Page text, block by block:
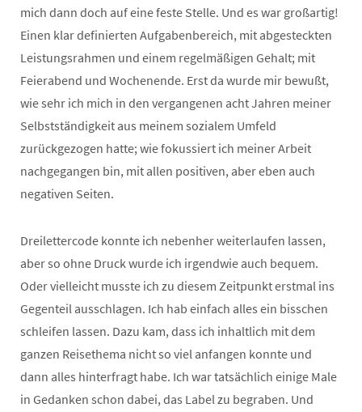
mich dann doch auf eine feste Stelle. Und es war großartig!
Einen klar definierten Aufgabenbereich, mit abgesteckten
Leistungsrahmen und einem regelmäßigen Gehalt; mit
Feierabend und Wochenende. Erst da wurde mir bewußt,
wie sehr ich mich in den vergangenen acht Jahren meiner
Selbstständigkeit aus meinem sozialem Umfeld
zurückgezogen hatte; wie fokussiert ich meiner Arbeit
nachgegangen bin, mit allen positiven, aber eben auch
negativen Seiten.
Dreilettercode konnte ich nebenher weiterlaufen lassen,
aber so ohne Druck wurde ich irgendwie auch bequem.
Oder vielleicht musste ich zu diesem Zeitpunkt erstmal ins
Gegenteil ausschlagen. Ich hab einfach alles ein bisschen
schleifen lassen. Dazu kam, dass ich inhaltlich mit dem
ganzen Reisethema nicht so viel anfangen konnte und
dann alles hinterfragt habe. Ich war tatsächlich einige Male
in Gedanken schon dabei, das Label zu begraben. Und